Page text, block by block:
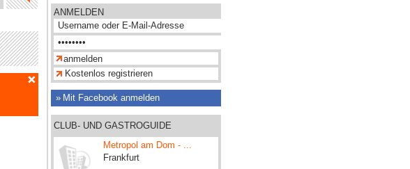
ANMELDEN
Kostenlos registrieren
Mit Facebook anmelden
CLUB- UND GASTROGUIDE
Metropol am Dom - ...
Frankfurt